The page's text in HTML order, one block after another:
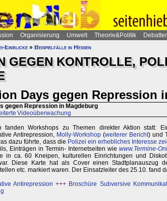
Organisierung Umwelt Theorie&Politik
Einblicke » Beispielfälle in Hessen
GEGEN KONTROLLE,
Days gegen Repression
gegen Repression in Magdeburg
Videoüberwachung
fanden Workshops zu Themen direkter Aktion statt:
Antirepression, Molly-Workshop (weiterer Bericht) und
dazu führte, dass die Polizei ein erhebliches Interesse
Einträgen in Termin- Internetseiten wie www.Termine-
in ca. 60 Kneipen, kulturellen Einrichtungen und
Diese Karte hat als Cover einen Stadtplanauszug
etc. markiert waren. Der Einsatzleiter des 25.10. fand
Antirepression +++ Broschüre Subversive